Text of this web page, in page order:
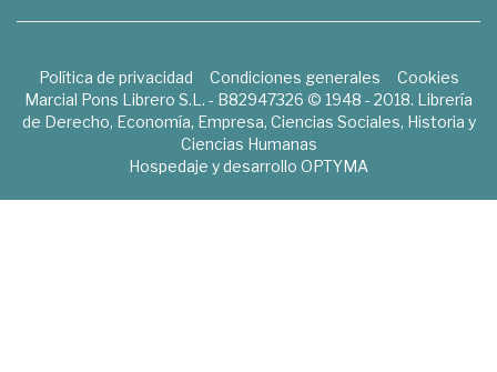
Política de privacidad Condiciones generales
Cookies
Marcial Pons Librero S.L. - B82947326 © 1948 - 2018. Librería
de Derecho, Economía, Empresa, Ciencias Sociales, Historia y
Ciencias Humanas
Hospedaje y desarrollo OPTYMA